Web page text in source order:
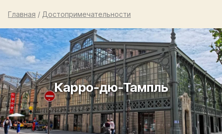
Главная / Достопримечательности
Карро-дю-Тампль